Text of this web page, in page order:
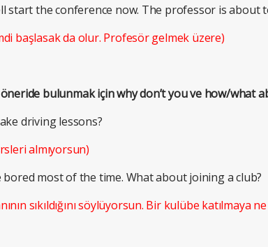
start the conference now. The professor is about
başlasak da olur. Profesör gelmek üzere)
öneride bulunmak için why don’t you ve how/what
driving lessons?
almıyorsun)
bored most of the time. What about joining a club?
sıkıldığını söylüyorsun. Bir kulübe katılmaya